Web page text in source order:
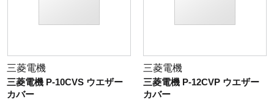
三菱電機
三菱電機 P-10CVS ウエザー
カバー
三菱電機
三菱電機 P-12CVP ウエザー
カバー